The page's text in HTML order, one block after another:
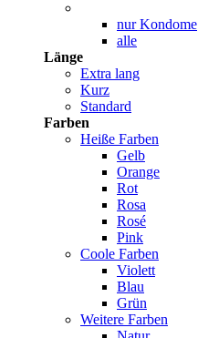
nur Kondome
alle
Länge
Extra lang
Kurz
Standard
Farben
Heiße Farben
Gelb
Orange
Rot
Rosa
Rosé
Pink
Coole Farben
Violett
Blau
Grün
Weitere Farben